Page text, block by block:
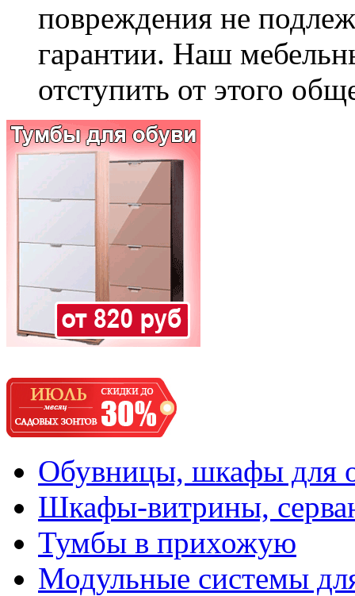
повреждения не
гарантии. Наш
отступить от этого
Обувницы, шкафы для
Шкафы-витрины,
Тумбы в прихожую
Модульные системы